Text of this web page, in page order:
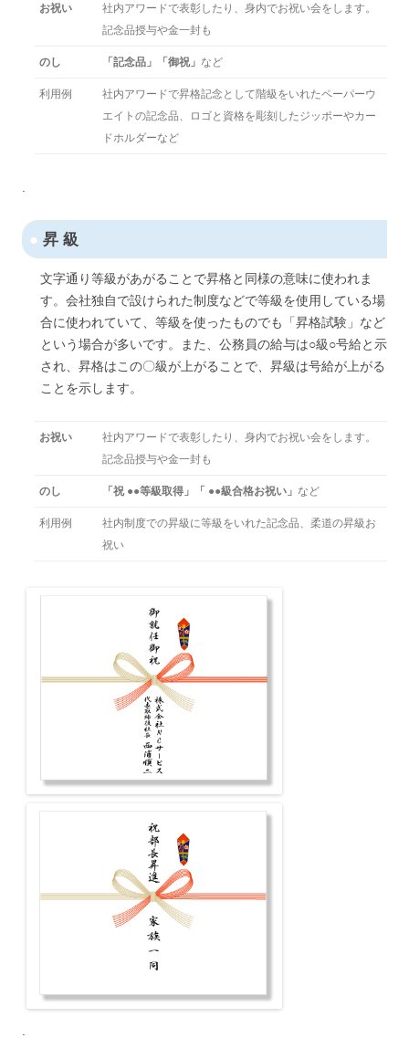
お祝い
社内アワードで表彰したり、身内でお祝い会をします。
記念品授与や金一封も
のし 「記念品」「御祝」 など
利用例
社内アワードで昇格記念として階級をいれたペーパーウ
エイトの記念品、ロゴと資格を彫刻したジッポーやカー
ドホルダーなど
.
●昇 級
文字通り等級があがることで昇格と同様の意味に使われま
す。会社独自で設けられた制度などで等級を使用している場
合に使われていて、等級を使ったものでも「昇格試験」など
という場合が多いです。また、公務員の給与は○級○号給と示
され、昇格はこの〇級が上がることで、昇級は号給が上がる
ことを示します。
お祝い
社内アワードで表彰したり、身内でお祝い会をします。
記念品授与や金一封も
のし 「祝 ●●等級取得」「 ●●級合格お祝い」 など
利用例
社内制度での昇級に等級をいれた記念品、柔道の昇級お
祝い
.